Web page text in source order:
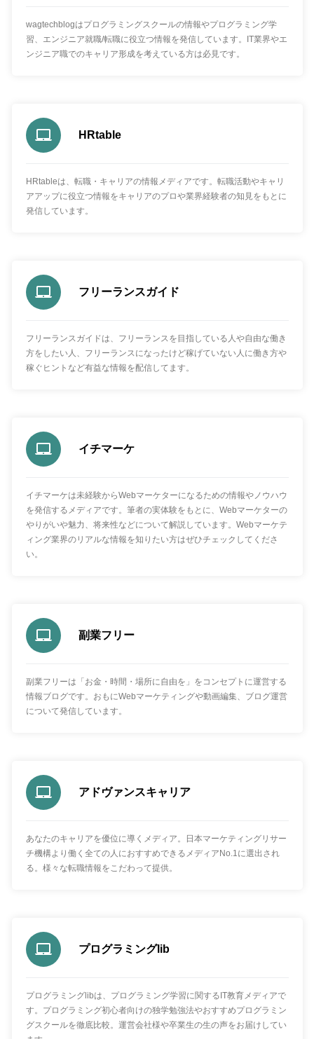
wagtechblogはプログラミングスクールの情報やプログラミング学
習、エンジニア就職/転職に役立つ情報を発信しています。IT業界やエ
ンジニア職でのキャリア形成を考えている方は必見です。
HRtable
HRtableは、転職・キャリアの情報メディアです。転職活動やキャリ
アアップに役立つ情報をキャリアのプロや業界経験者の知見をもとに
発信しています。
フリーランスガイド
フリーランスガイドは、フリーランスを目指している人や自由な働き
方をしたい人、フリーランスになったけど稼げていない人に働き方や
稼ぐヒントなど有益な情報を配信してます。
イチマーケ
イチマーケは未経験からWebマーケターになるための情報やノウハウ
を発信するメディアです。筆者の実体験をもとに、Webマーケターの
やりがいや魅力、将来性などについて解説しています。Webマーケテ
ィング業界のリアルな情報を知りたい方はぜひチェックしてくださ
い。
副業フリー
副業フリーは「お金・時間・場所に自由を」をコンセプトに運営する
情報ブログです。おもにWebマーケティングや動画編集、ブログ運営
について発信しています。
アドヴァンスキャリア
あなたのキャリアを優位に導くメディア。日本マーケティングリサー
チ機構より働く全ての人におすすめできるメディアNo.1に選出され
る。様々な転職情報をこだわって提供。
プログラミングlib
プログラミングlibは、プログラミング学習に関するIT教育メディアで
す。プログラミング初心者向けの独学勉強法やおすすめプログラミン
グスクールを徹底比較。運営会社様や卒業生の生の声をお届けしてい